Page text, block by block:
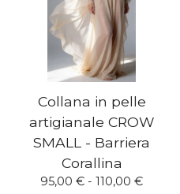
Collana in pelle
artigianale CROW
SMALL - Barriera
Corallina
95,00 € - 110,00 €